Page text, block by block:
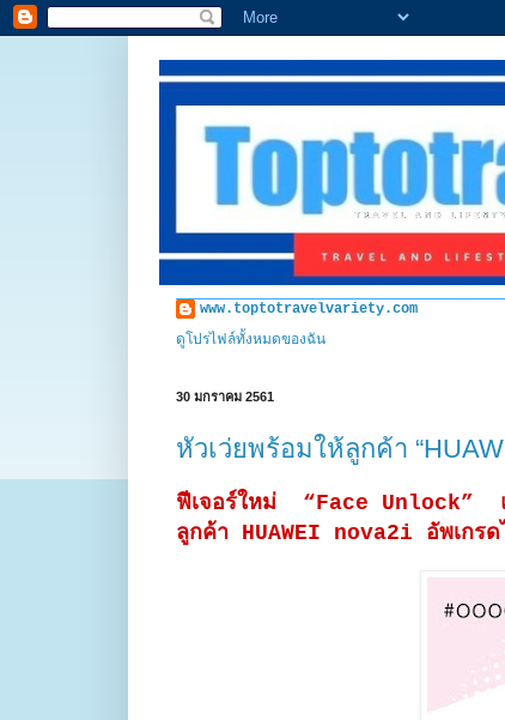
www.toptotravelvariety.com
ดูโปรไฟล์ทั้งหมดของฉัน
30 มกราคม 2561
หัวเว่ยพร้อมให้ลูกค้า
ฟีเจอร์ใหม่ “Face Unlock”
ลูกค้า HUAWEI nova2i อัพเกร